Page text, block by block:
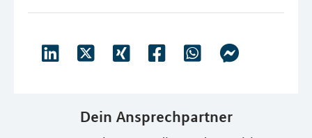
Dein Ansprechpartner